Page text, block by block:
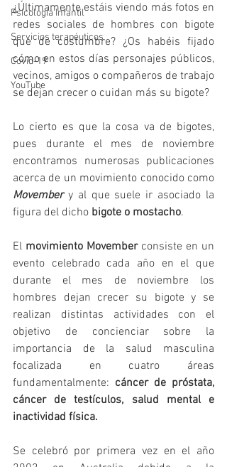
Psicología Infantil
Servicios terapéuticos
Covid-19
YouTube
¿Últimamente estáis viendo más fotos en
redes sociales de hombres con bigote
que de costumbre? ¿Os habéis fijado
cómo en estos días personajes públicos,
vecinos, amigos o compañeros de trabajo
se dejan crecer o cuidan más su bigote?
Lo cierto es que la cosa va de bigotes,
pues durante el mes de noviembre
encontramos numerosas publicaciones
Movember y al que suele ir asociado la
figura del dicho bigote o mostacho.
El movimiento Movember consiste en un
evento celebrado cada año en el que
durante el mes de noviembre los
hombres dejan crecer su bigote y se
realizan distintas actividades con el
objetivo de concienciar sobre la
importancia de la salud masculina
focalizada en cuatro áreas
fundamentalmente: cáncer de próstata,
cáncer de testículos, salud mental e
inactividad física.
Se celebró por primera vez en el año